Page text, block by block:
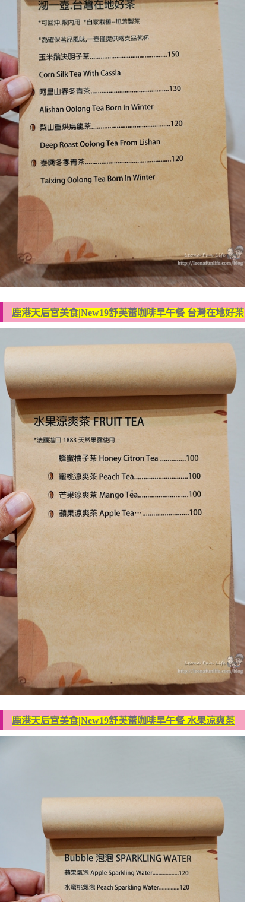
鹿港天后宮美食|New19舒芙蕾咖啡早午餐 台灣在地好茶
鹿港天后宮美食|New19舒芙蕾咖啡早午餐 水果涼爽茶